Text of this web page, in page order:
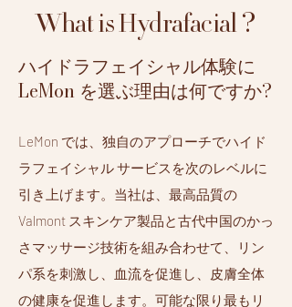
What is Hydrafacial ?
ハイドラフェイシャル体験に
LeMon を選ぶ理由は何ですか?
LeMon では、独自のアプローチでハイド
ラフェイシャル サービスを次のレベルに
引き上げます。当社は、最高品質の
Valmont スキンケア製品と古代中国のかっ
さマッサージ技術を組み合わせて、リン
パ系を刺激し、血流を促進し、皮膚全体
の健康を促進します。可能な限り最もリ